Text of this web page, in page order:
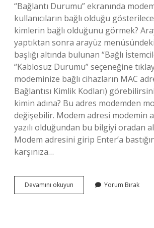
“Bağlantı Durumu” ekranında
kullanıcıların bağlı olduğu
kimlerin bağlı olduğunu görmek?
yaptıktan sonra arayüz
başlığı altında bulunan “Bağlı
“Kablosuz Durumu” seçeneğine
modeminize bağlı cihazların MAC
Bağlantısı Kimlik Kodları)
kimin adına? Bu adres modemden
değişebilir. Modem adresi modemin
yazılı olduğundan bu bilgiyi oradan
Modem adresini girip Enter’a
karşınıza…
Devamını okuyun
Nereye
Yorum Bırak